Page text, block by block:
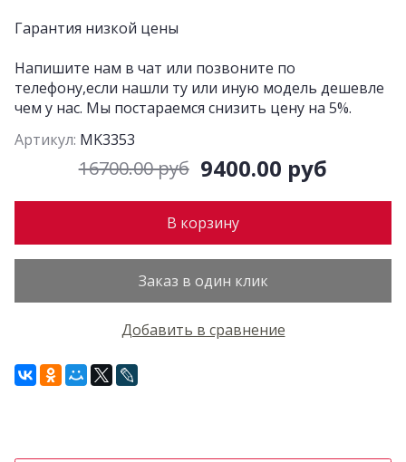
Гарантия низкой цены
Напишите нам в чат или позвоните по
телефону,если нашли ту или иную модель дешевле
чем у нас. Мы постараемся снизить цену на 5%.
Артикул: MK3353
16700.00 руб 9400.00 руб
В корзину
Заказ в один клик
Добавить в сравнение